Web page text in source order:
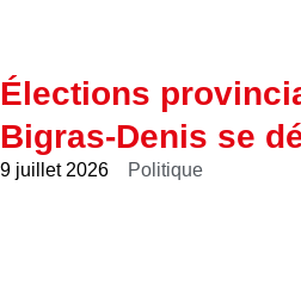
Élections
Bigras-Denis se
9 juillet 2026 Politique